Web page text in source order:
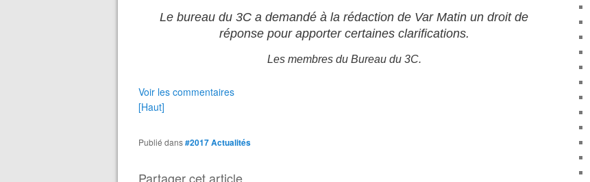
Le bureau du 3C a demandé à la rédaction de Var Matin un droit de
réponse pour apporter certaines clarifications.
Les membres du Bureau du 3C.
Voir les commentaires
[Haut]
Publié dans#2017 Actualités
Partager cet article